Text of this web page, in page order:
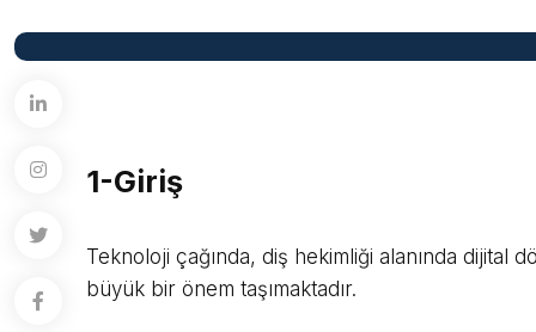
1-Giriş
Teknoloji çağında, diş hekimliği alanında dijital
büyük bir önem taşımaktadır.